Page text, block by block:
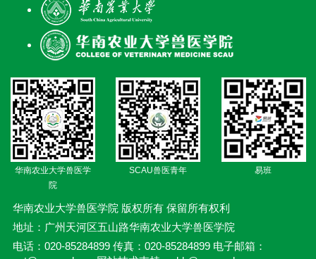
华南农业大学兽医学
院
SCAU兽医青年 易班
华南农业大学兽医学院 版权所有 保留所有权利
地址：广州天河区五山路华南农业大学兽医学院
电话：020-85284899 传真：020-85284899 电子邮箱：